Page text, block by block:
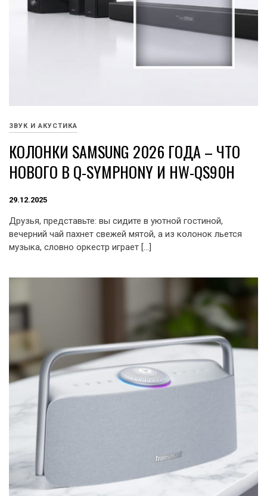
ЗВУК И АКУСТИКА
КОЛОНКИ SAMSUNG 2026 ГОДА – ЧТО
НОВОГО В Q-SYMPHONY И HW-QS90H
29.12.2025
Друзья, представьте: вы сидите в уютной гостиной,
вечерний чай пахнет свежей мятой, а из колонок льется
музыка, словно оркестр играет […]